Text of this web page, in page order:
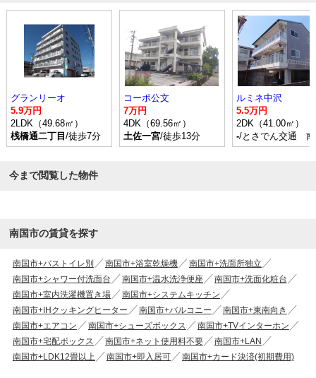
グランリーオ
5.9万円
2LDK（49.68㎡）
桟橋通二丁目 /徒歩7分
コーポ公文
7万円
4DK（69.56㎡）
土佐一宮/徒歩13分
ルミネ中沢
5.5万円
2DK（41.00㎡）
-/とさでん交通
今まで閲覧した物件
南国市の賃貸を探す
南国市+バストイレ別 南国市+浴室乾燥機
南国市+洗面所独立
南国市+シャワー付洗面台
南国市+温水洗浄便座
南国市+洗面化粧台
南国市+室内洗濯機置き場
南国市+システムキッチン
南国市+IHクッキングヒーター
南国市+バルコニー
南国市+東南向き
南国市+エアコン
南国市+シューズボックス
南国市+TVインターホン
南国市+宅配ボックス
南国市+ネット使用料不要
南国市+LAN
南国市+LDK12畳以上
南国市+即入居可 南国市+カード決済(初期費用)